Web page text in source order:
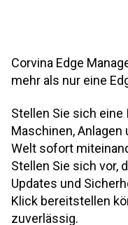
Corvina Edge
mehr als nur eine
Stellen Sie sich
Maschinen,
Welt sofort
Stellen Sie sich vor,
Updates und
Klick bereitstellen
zuverlässig.